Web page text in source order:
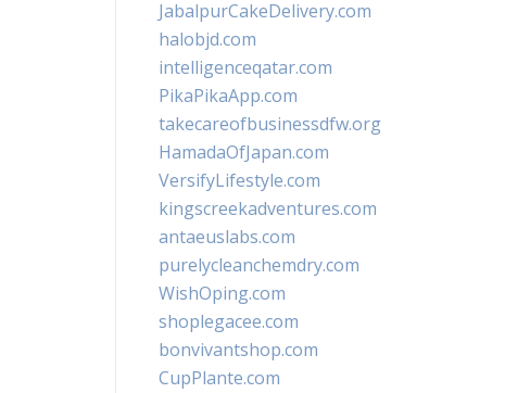
JabalpurCakeDelivery.com
halobjd.com
intelligenceqatar.com
PikaPikaApp.com
takecareofbusinessdfw.org
HamadaOfJapan.com
VersifyLifestyle.com
kingscreekadventures.com
antaeuslabs.com
purelycleanchemdry.com
WishOping.com
shoplegacee.com
bonvivantshop.com
CupPlante.com